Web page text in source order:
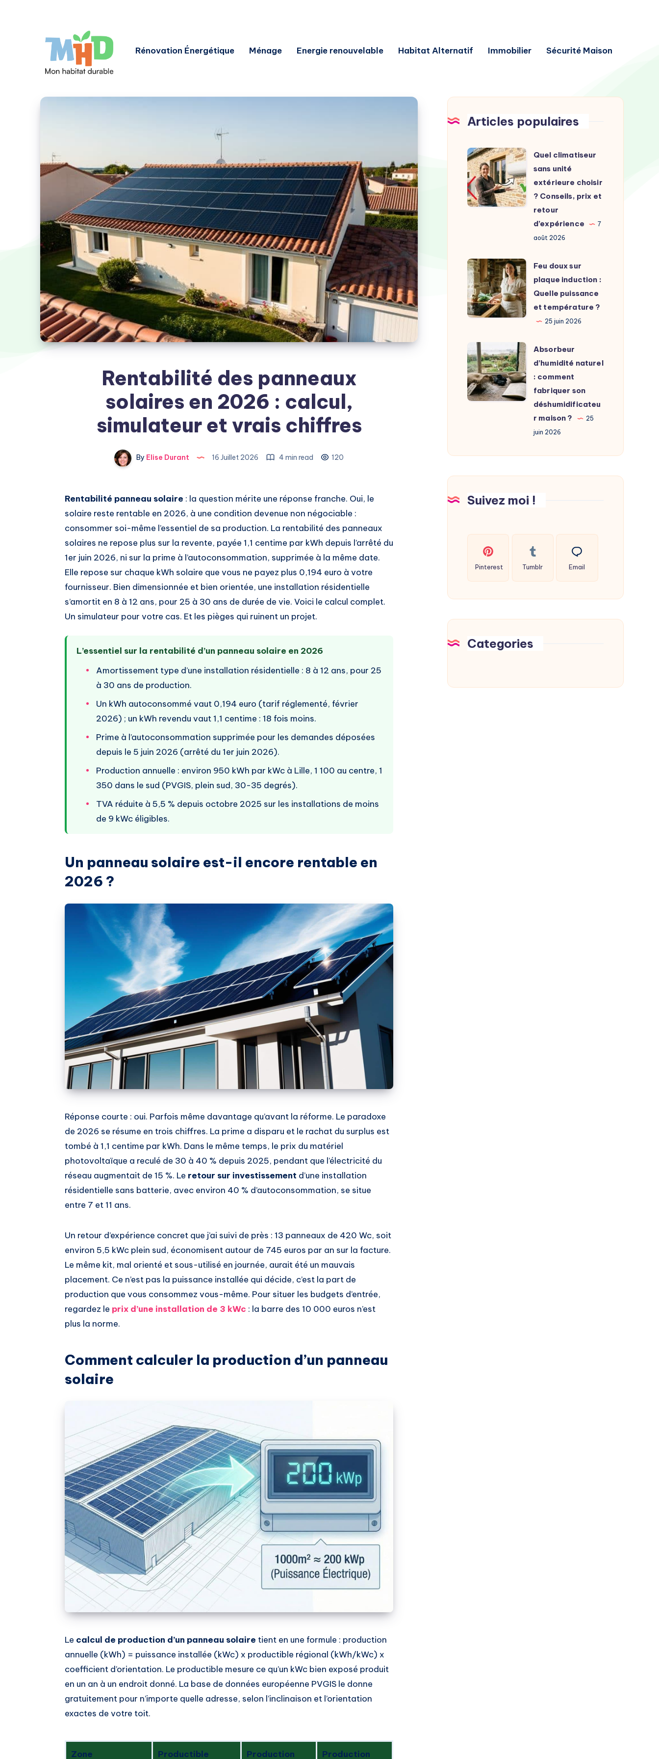
Rénovation Énergétique Ménage Energie renouvelable Habitat Alternatif Immobilier Sécurité Maison
Rentabilité des panneaux
solaires en 2026 : calcul,
simulateur et vrais chiffres
By Elise Durant 16 Juillet 2026 4 min read 120
Rentabilité panneau solaire : la question mérite une réponse franche. Oui, le
solaire reste rentable en 2026, à une condition devenue non négociable :
consommer soi-même l’essentiel de sa production. La rentabilité des panneaux
solaires ne repose plus sur la revente, payée 1,1 centime par kWh depuis l’arrêté du
1er juin 2026, ni sur la prime à l’autoconsommation, supprimée à la même date.
Elle repose sur chaque kWh solaire que vous ne payez plus 0,194 euro à votre
fournisseur. Bien dimensionnée et bien orientée, une installation résidentielle
s’amortit en 8 à 12 ans, pour 25 à 30 ans de durée de vie. Voici le calcul complet.
Un simulateur pour votre cas. Et les pièges qui ruinent un projet.
L’essentiel sur la rentabilité d’un panneau solaire en 2026
Amortissement type d’une installation résidentielle : 8 à 12 ans, pour 25
à 30 ans de production.
Un kWh autoconsommé vaut 0,194 euro (tarif réglementé, février
2026) ; un kWh revendu vaut 1,1 centime : 18 fois moins.
Prime à l’autoconsommation supprimée pour les demandes déposées
depuis le 5 juin 2026 (arrêté du 1er juin 2026).
Production annuelle : environ 950 kWh par kWc à Lille, 1 100 au centre, 1
350 dans le sud (PVGIS, plein sud, 30-35 degrés).
TVA réduite à 5,5 % depuis octobre 2025 sur les installations de moins
de 9 kWc éligibles.
Un panneau solaire est-il encore rentable en
2026 ?
Réponse courte : oui. Parfois même davantage qu’avant la réforme. Le paradoxe
de 2026 se résume en trois chiffres. La prime a disparu et le rachat du surplus est
tombé à 1,1 centime par kWh. Dans le même temps, le prix du matériel
photovoltaïque a reculé de 30 à 40 % depuis 2025, pendant que l’électricité du
réseau augmentait de 15 %. Le retour sur investissement d’une installation
résidentielle sans batterie, avec environ 40 % d’autoconsommation, se situe
entre 7 et 11 ans.
Un retour d’expérience concret que j’ai suivi de près : 13 panneaux de 420 Wc, soit
environ 5,5 kWc plein sud, économisent autour de 745 euros par an sur la facture.
Le même kit, mal orienté et sous-utilisé en journée, aurait été un mauvais
placement. Ce n’est pas la puissance installée qui décide, c’est la part de
production que vous consommez vous-même. Pour situer les budgets d’entrée,
regardez le prix d’une installation de 3 kWc : la barre des 10 000 euros n’est
plus la norme.
Comment calculer la production d’un panneau
solaire
Le calcul de production d’un panneau solaire tient en une formule : production
annuelle (kWh) = puissance installée (kWc) x productible régional (kWh/kWc) x
coefficient d’orientation. Le productible mesure ce qu’un kWc bien exposé produit
en un an à un endroit donné. La base de données européenne PVGIS le donne
gratuitement pour n’importe quelle adresse, selon l’inclinaison et l’orientation
exactes de votre toit.
Zone Productible Production Production
Articles populaires
Quel
climatiseur
sans
unité
extérieure
prix
et
retour
d’expérience
Quel climatiseur
sans unité
extérieure choisir
? Conseils, prix et
retour
d’expérience
7
août 2026
Feu
doux
sur
plaque
induction
Quelle
puissance
et
température
?
Feu doux sur
plaque induction :
Quelle puissance
et température ?
25 juin 2026
Absorbeur
d’humidité
naturel
:
comment
maison
Absorbeur
d’humidité naturel
: comment
fabriquer son
déshumidificateu
r maison ?
25
juin 2026
Suivez moi !
Pinterest Tumblr Email
Categories